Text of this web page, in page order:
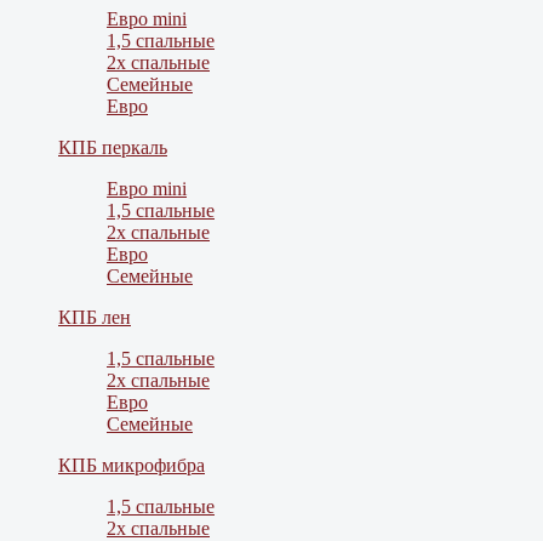
Евро mini
1,5 спальные
2х спальные
Семейные
Евро
КПБ перкаль
Евро mini
1,5 спальные
2х спальные
Евро
Семейные
КПБ лен
1,5 спальные
2х спальные
Евро
Семейные
КПБ микрофибра
1,5 спальные
2х спальные